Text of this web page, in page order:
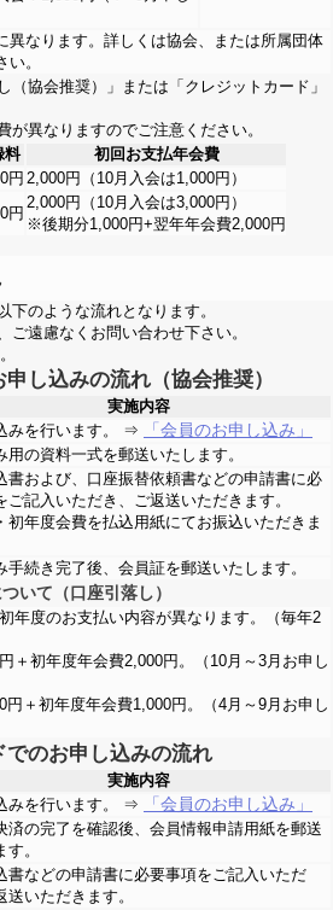
異なります。詳しくは協会、または所属団体
。
（協会推奨）」または「クレジットカード」
が異なりますのでご注意ください。
料
初回お支払年会費
円 2,000円（10月入会は1,000円）
円
2,000円（10月入会は3,000円）
※後期分1,000円+翌年年会費2,000円
下のような流れとなります。
ご遠慮なくお問い合わせ下さい。
し込みの流れ（協会推奨）
実施内容
みを行います。 ⇒ 「会員のお申し込み」
用の資料一式を郵送いたします。
書および、口座振替依頼書などの申請書に必
ご記入いただき、ご返送いただきます。
初年度会費を払込用紙にてお振込いただきま
手続き完了後、会員証を郵送いたします。
いて（口座引落し）
年度のお支払い内容が異なります。（毎年2
＋初年度年会費2,000円。（10月～3月お申し
＋初年度年会費1,000円。（4月～9月お申し
のお申し込みの流れ
実施内容
みを行います。 ⇒ 「会員のお申し込み」
済の完了を確認後、会員情報申請用紙を郵送
。
書などの申請書に必要事項をご記入いただ
送いただきます。